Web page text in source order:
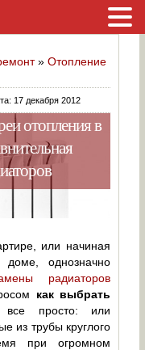
»Отопление
17 декабря 2012
отопления в
или начиная
однозначно
радиаторов
как выбрать
просто: или
из трубы круглого
при огромном